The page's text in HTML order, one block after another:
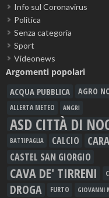
Info sul Coronavirus
Politica
Senza categoria
Sport
Videonews
Argomenti popolari
ACQUA PUBBLICA AGRO
ALLERTA METEO ANGRI
ASD CITTÀ DI
BATTIPAGLIA CALCIO
CASTEL SAN GIORGIO
CAVA DE' TIRRENI
DROGA FURTO GIOVANNI